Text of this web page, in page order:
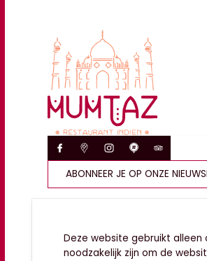
ABONNEER JE OP ONZE
Deze website gebruikt alleen
noodzakelijk zijn om de